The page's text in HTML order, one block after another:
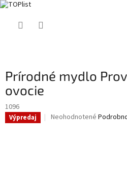
Prírodné mydlo
ovocie
1096
Výpredaj
Priemerné
Neohodnotené